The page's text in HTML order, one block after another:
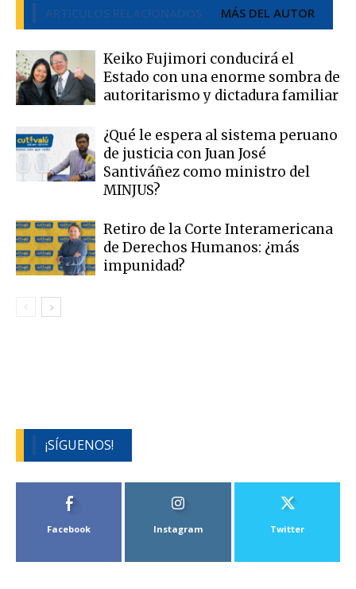
ARTÍCULOS RELACIONADOS MÁS DEL AUTOR
Keiko Fujimori conducirá el
Estado con una enorme sombra de
autoritarismo y dictadura familiar
¿Qué le espera al sistema peruano
de justicia con Juan José
Santiváñez como ministro del
MINJUS?
Retiro de la Corte Interamericana
de Derechos Humanos: ¿más
impunidad?
¡SÍGUENOS!